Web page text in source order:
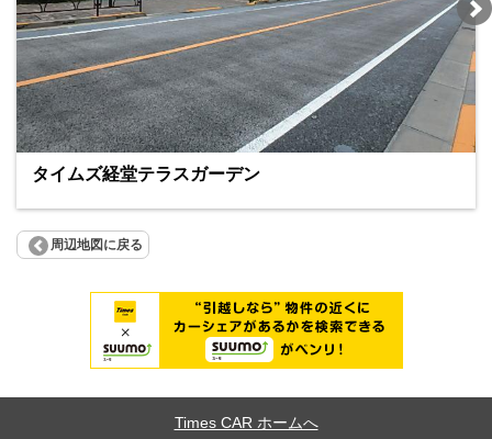
タイムズ経堂テラスガーデン
周辺地図に戻る
Times CAR ホームへ